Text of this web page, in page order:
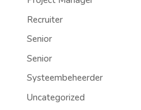
Recruiter
Senior
Senior
Systeembeheerder
Uncategorized